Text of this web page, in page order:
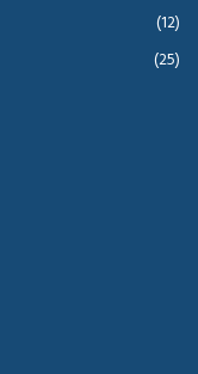
(12)
(25)